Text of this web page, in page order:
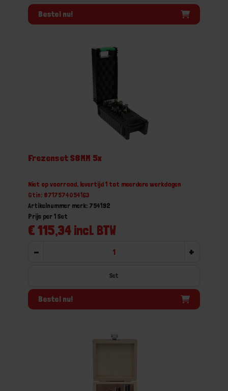
Bestel nu!
Frezenset S8MM 5x
Niet op voorraad, levertijd 1 tot meerdere werkdagen
Gtin: 8717574054163
Artikelnummer merk: 754192
€ 115,34 incl. BTW
Prijs per 1 Set
- +
Set
Bestel nu!